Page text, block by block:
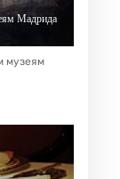
Мадрида
музеям